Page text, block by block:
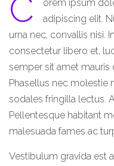
C
orem ipsum
adipiscing elit.
urna nec, convallis nisi.
consectetur libero et,
semper sit amet mauris
Phasellus nec molestie
sodales fringilla lectus.
Pellentesque habitant
malesuada fames ac
Vestibulum gravida est